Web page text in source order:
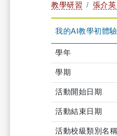
教學研習 張介
我的AI教學初體
學年
學期
活動開始日期
活動結束日期
活動校級類別名稱